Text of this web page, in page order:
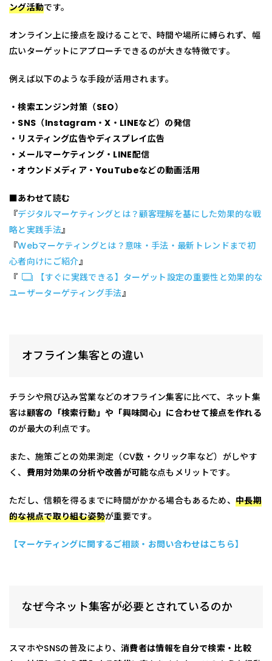
ング活動です。
オンライン上に接点を設けることで、時間や場所に縛られず、幅
広いターゲットにアプローチできるのが大きな特徴です。
例えば以下のような手段が活用されます。
・検索エンジン対策（SEO）
・SNS（Instagram・X・LINEなど）の発信
・リスティング広告やディスプレイ広告
・メールマーケティング・LINE配信
・オウンドメディア・YouTubeなどの動画活用
■あわせて読む
『デジタルマーケティングとは？顧客理解を基にした効果的な戦
略と実践手法』
『Webマーケティングとは？意味・手法・最新トレンドまで初
心者向けにご紹介』
『
【すぐに実践できる】ターゲット設定の重要性と効果的な
ユーザーターゲティング手法』
オフライン集客との違い
チラシや飛び込み営業などのオフライン集客に比べて、ネット集
客は顧客の「検索行動」や「興味関心」に合わせて接点を作れる
のが最大の利点です。
また、施策ごとの効果測定（CV数・クリック率など）がしやす
く、 費用対効果の分析や改善が可能な点もメリットです。
ただし、信頼を得るまでに時間がかかる場合もあるため、中長期
的な視点で取り組む姿勢が重要です。
【マーケティングに関するご相談・お問い合わせはこちら】
なぜ今ネット集客が必要とされているのか
スマホやSNSの普及により、 消費者は情報を自分で検索・比較